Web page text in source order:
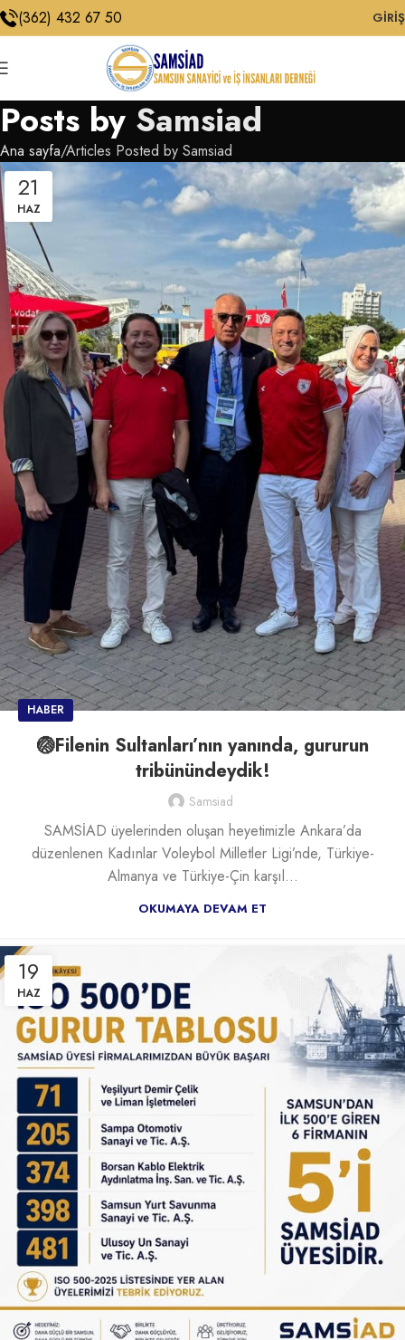
(362) 432 67 50 GIRIŞ
Posts by Samsiad
Ana sayfa Articles Posted by Samsiad
21
HAZ
HABER
🏐Filenin Sultanları’nın yanında, gururun
tribünündeydik!
Samsiad
SAMSİAD üyelerinden oluşan heyetimizle Ankara’da
düzenlenen Kadınlar Voleybol Milletler Ligi’nde, Türkiye-
Almanya ve Türkiye-Çin karşıl...
OKUMAYA DEVAM ET
19
HAZ